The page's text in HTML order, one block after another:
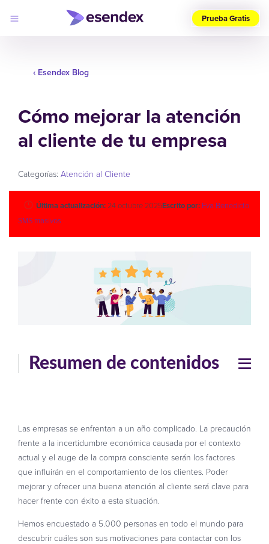
país
Productos
Soluciones
Desarrolladores
Precios
elegirnos
Log
Prueba Gratis
‹ Esendex Blog
Cómo mejorar la atención
al cliente de tu empresa
Categorías: Atención al Cliente
Última actualización:24 octubre 2025Escrito por: Eva Benedicto
SMS masivos
Resumen de contenidos
Las empresas se enfrentan a un año complicado. La precaución
frente a la incertidumbre económica causada por el contexto
actual y el auge de la compra consciente serán los factores
que influirán en el comportamiento de los clientes. Poder
mejorar y ofrecer una buena atención al cliente será clave para
hacer frente con éxito a esta situación.
Hemos encuestado a 5.000 personas en todo el mundo para
descubrir cuáles son sus motivaciones para contactar con los